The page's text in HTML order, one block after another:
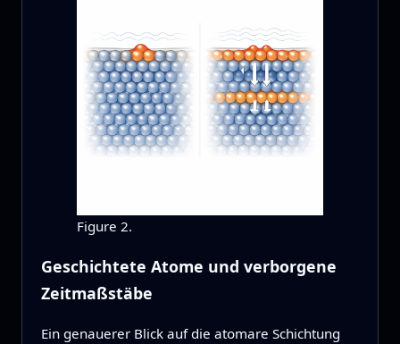
Figure 2.
Geschichtete Atome und verborgene
Zeitmaßstäbe
Ein genauerer Blick auf die atomare Schichtung